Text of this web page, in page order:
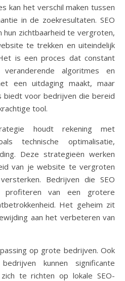
kan het verschil maken tussen
in de zoekresultaten. SEO
zichtbaarheid te vergroten,
te trekken en uiteindelijk
is een proces dat constant
algoritmes en
een uitdaging maakt, maar
biedt voor bedrijven die bereid
tool.
houdt rekening met
technische optimalisatie,
Deze strategieën werken
van je website te vergroten
Bedrijven die SEO
profiteren van een grotere
Het geheim zit
aan het verbeteren van
op grote bedrijven. Ook
kunnen significante
te richten op lokale SEO-